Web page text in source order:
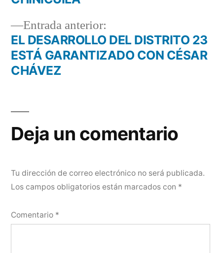
entradas
Entrada anterior:
anterior:
EL DESARROLLO DEL DISTRITO 23
ESTÁ GARANTIZADO CON CÉSAR
CHÁVEZ
Deja un comentario
Tu dirección de correo electrónico no será publicada.
Los campos obligatorios están marcados con *
Comentario *